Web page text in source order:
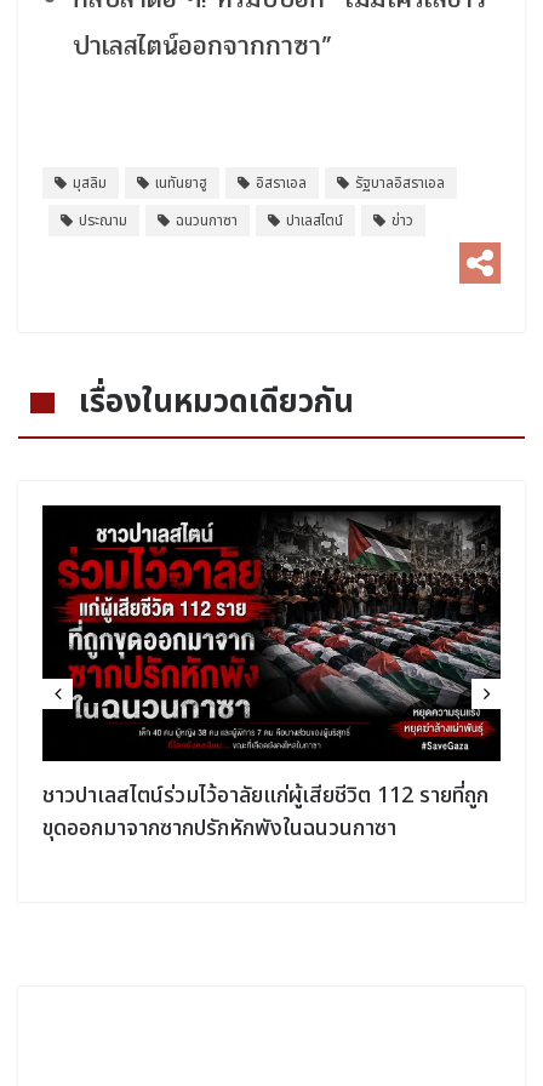
ปาเลสไตน์ออกจากกาซา”
มุสลิม เนทันยาฮู อิสราเอล
รัฐบาลอิสราเอล
ประณาม
ฉนวนกาซา ปาเลสไตน์ ข่าว
เรื่องในหมวดเดียวกัน
ชาวปาเลสไตน์ร่วมไว้อาลัยแก่ผู้เสียชีวิต 112 รายที่ถูก
ขุดออกมาจากซากปรักหักพังในฉนวนกาซา